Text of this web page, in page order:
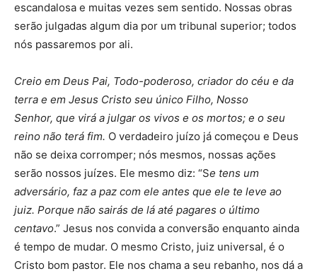
escandalosa e muitas vezes sem sentido. Nossas obras
serão julgadas algum dia por um tribunal superior; todos
nós passaremos por ali.
Creio em Deus Pai, Todo-poderoso, criador do céu e da
terra e em Jesus Cristo seu único Filho, Nosso
Senhor, que virá a julgar os vivos e os mortos; e o seu
reino não terá fim. O verdadeiro juízo já começou e Deus
não se deixa corromper; nós mesmos, nossas ações
serão nossos juízes. Ele mesmo diz: “Se tens um
adversário, faz a paz com ele antes que ele te leve ao
juiz. Porque não sairás de lá até pagares o último
centavo.” Jesus nos convida a conversão enquanto ainda
é tempo de mudar. O mesmo Cristo, juiz universal, é o
Cristo bom pastor. Ele nos chama a seu rebanho, nos dá a